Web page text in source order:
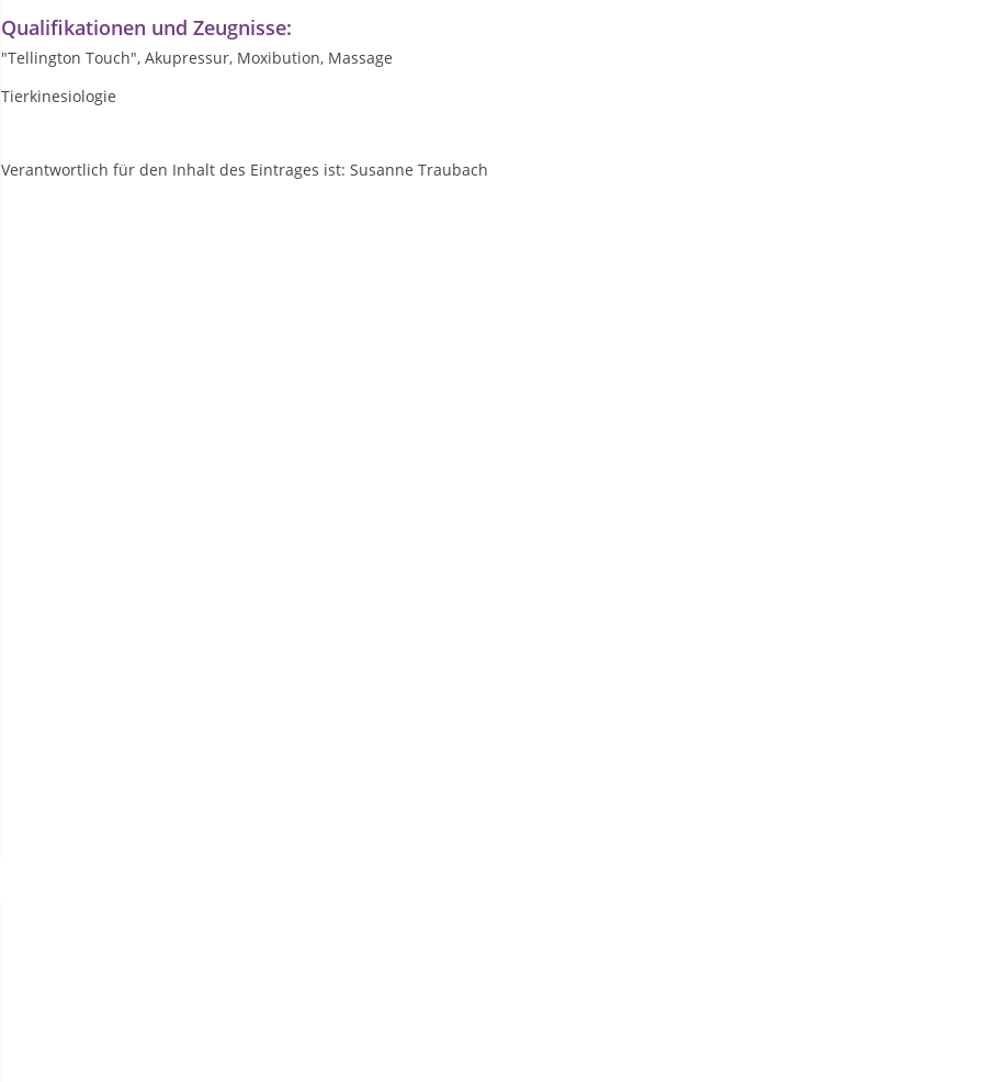
Qualifikationen und Zeugnisse:
"Tellington Touch", Akupressur, Moxibution, Massage
Tierkinesiologie
Verantwortlich für den Inhalt des Eintrages ist: Susanne Traubach